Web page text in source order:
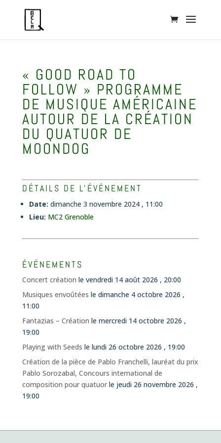
« GOOD ROAD TO
FOLLOW » PROGRAMME
DE MUSIQUE AMÉRICAINE
AUTOUR DE LA CRÉATION
DU QUATUOR DE
MOONDOG
DÉTAILS DE L'ÉVÉNEMENT
Date: dimanche 3 novembre 2024 , 11:00
Lieu: MC2 Grenoble
ÉVÉNEMENTS
Concert création le vendredi 14 août 2026 , 20:00
Musiques envoûtées le dimanche 4 octobre 2026 ,
11:00
Fantazias – Création le mercredi 14 octobre 2026 ,
19:00
Playing with Seeds le lundi 26 octobre 2026 , 19:00
Création de la pièce de Pablo Franchelli, lauréat du prix
Pablo Sorozabal, Concours international de
composition pour quatuorle jeudi 26 novembre 2026 ,
19:00